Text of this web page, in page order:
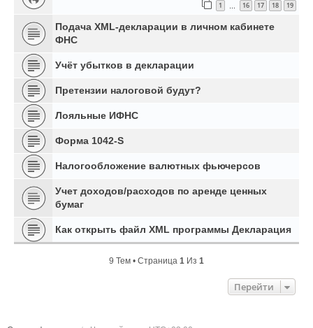
1 … 16 17 18 19
Подача XML-декларации в личном кабинете
ФНС
Учёт убытков в декларации
Претензии налоговой будут?
Лояльные ИФНС
Форма 1042-S
Налогообложение валютных фьючерсов
Учет доходов/расходов по аренде ценных
бумаг
Как открыть файл XML программы Декларация
9 Тем • Страница 1 Из 1
Перейти